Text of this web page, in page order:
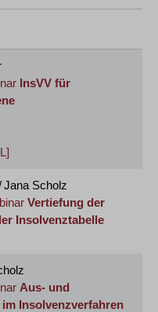
InsVV für
Jana Scholz
Vertiefung der
Insolvenztabelle
Aus- und
Insolvenzverfahren